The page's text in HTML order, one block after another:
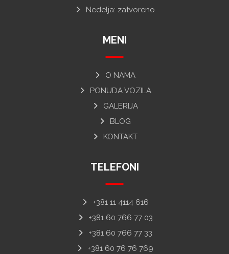
Nedelja: zatvoreno
MENI
O NAMA
PONUDA VOZILA
GALERIJA
BLOG
KONTAKT
TELEFONI
+381 11 4114 616
+381 60 766 77 03
+381 60 766 77 33
+381 60 76 76 769